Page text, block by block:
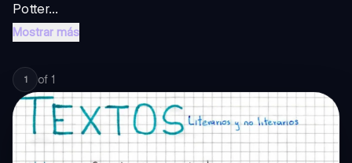
Potter...
Mostrar más
1 of 1